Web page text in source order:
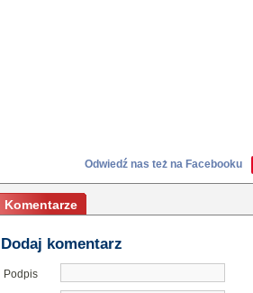
Odwiedź nas też na Facebooku
Komentarze
Dodaj komentarz
Podpis